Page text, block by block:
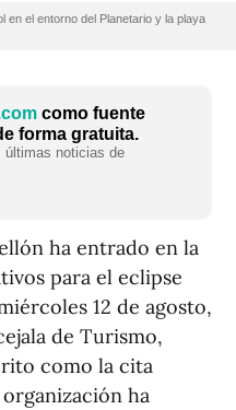
en el entorno del Planetario y la playa
como fuente
forma gratuita.
últimas noticias de
ha entrado en la
para el eclipse
12 de agosto,
de Turismo,
como la cita
ha